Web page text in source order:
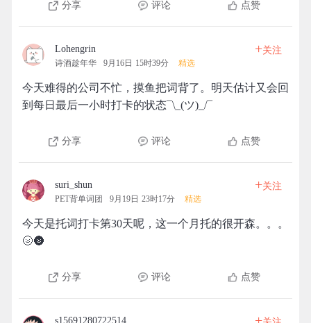
分享 评论 点赞
Lohengrin
诗酒趁年华 9月16日 15时39分 精选
+关注
今天难得的公司不忙，摸鱼把词背了。明天估计又会回
到每日最后一小时打卡的状态¯\_(ツ)_/¯
分享 评论 点赞
suri_shun
PET背单词团 9月19日 23时17分 精选
+关注
今天是托词打卡第30天呢，这一个月托的很开森。。。
🌝🌚
分享 评论 点赞
s15691280722514